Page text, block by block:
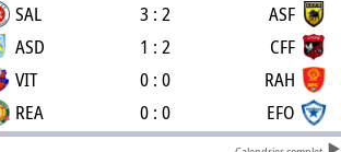
SAL 3 : 2 ASF
ASD 1 : 2 CFF
VIT 0 : 0 RAH
REA 0 : 0 EFO